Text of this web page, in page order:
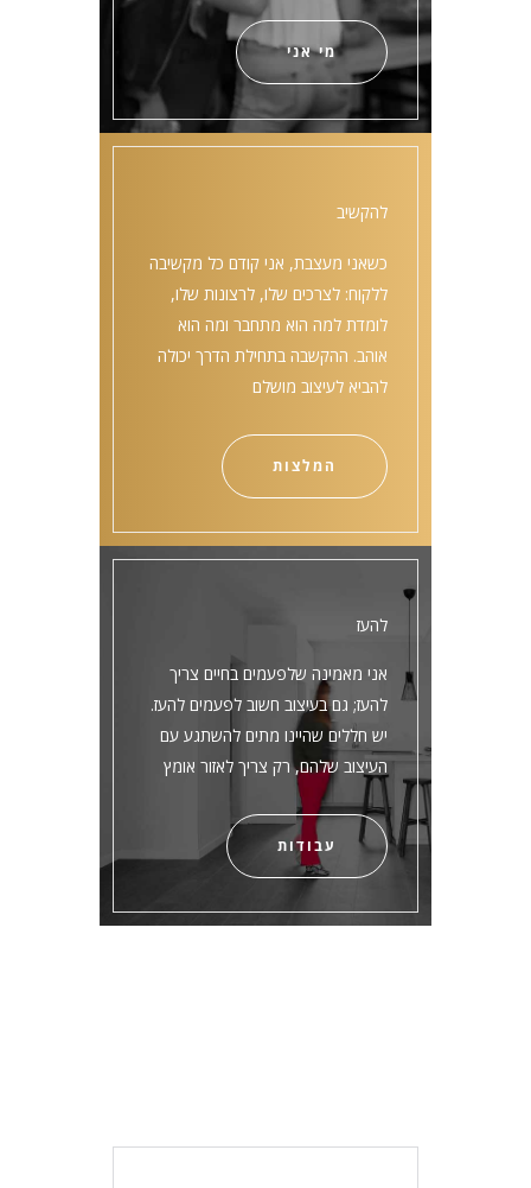
מי אני
להקשיב
כשאני מעצבת, אני קודם כל מקשיבה
ללקוח: לצרכים שלו, לרצונות שלו,
לומדת למה הוא מתחבר ומה הוא
אוהב. ההקשבה בתחילת הדרך יכולה
להביא לעיצוב מושלם
המלצות
להעז
אני מאמינה שלפעמים בחיים צריך
להעז; גם בעיצוב חשוב לפעמים להעז.
יש חללים שהיינו מתים להשתגע עם
העיצוב שלהם, רק צריך לאזור אומץ
עבודות